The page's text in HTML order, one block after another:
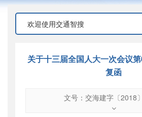
关于十三届全国人大一次会议
复函
文号：交海建字〔2018
交海建字〔2018〕